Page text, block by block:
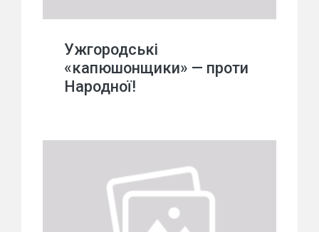
Ужгородські
«капюшонщики» — проти
Народної!